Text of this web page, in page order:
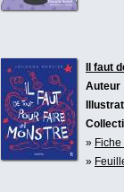
Il faut
Auteur
» Fiche
»